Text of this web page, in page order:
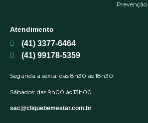
Prevenção
Atendimento
(41) 3377-6464
(41) 99178-5359
Segunda a sexta: das 8h30 às 18h30.
Sábados: das 9h00 às 13h00.
sac@cliquebemestar.com.br